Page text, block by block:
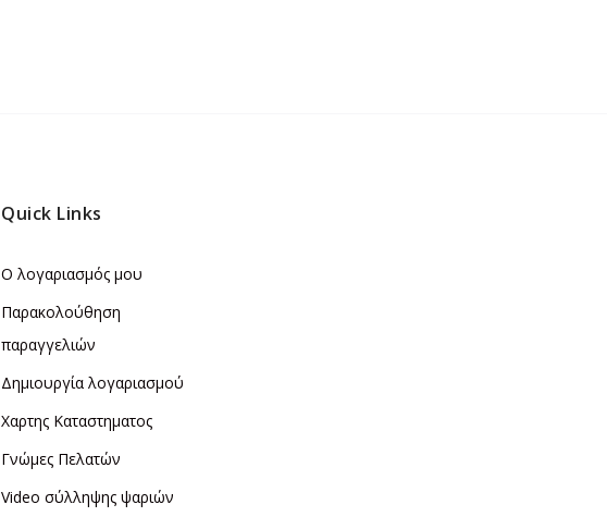
Quick Links
Ο λογαριασμός μου
Παρακολούθηση
παραγγελιών
Δημιουργία λογαριασμού
Χαρτης Καταστηματος
Γνώμες Πελατών
Video σύλληψης ψαριών